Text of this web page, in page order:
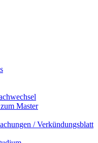
Master
/ Verkündungsblatt